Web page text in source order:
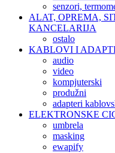
senzori,
ALAT, OPREMA,
KANCELARIJA
ostalo
KABLOVI I
audio
video
kompjuterski
produžni
adapteri
ELEKTRONSKE
umbrela
masking
ewapify